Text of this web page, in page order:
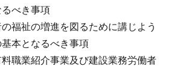
べき事項
福祉の増進を図るために講じよう
本となるべき事項
職業紹介事業及び建設業務労働者